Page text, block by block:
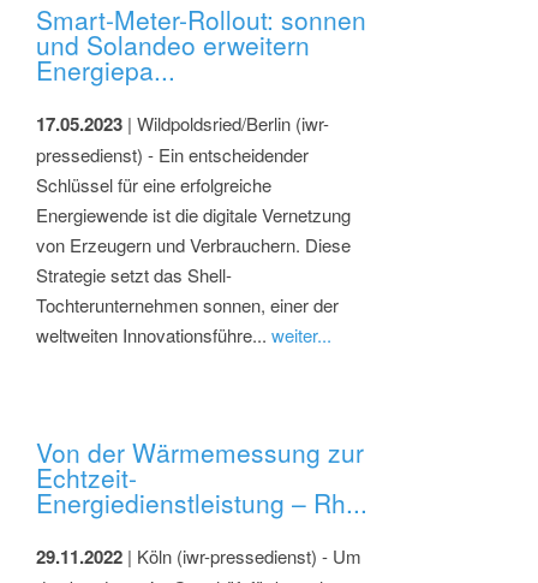
Smart-Meter-Rollout: sonnen
und Solandeo erweitern
Energiepa...
17.05.2023 | Wildpoldsried/Berlin (iwr-
pressedienst) - Ein entscheidender
Schlüssel für eine erfolgreiche
Energiewende ist die digitale Vernetzung
von Erzeugern und Verbrauchern. Diese
Strategie setzt das Shell-
Tochterunternehmen sonnen, einer der
weltweiten Innovationsführe... weiter...
Von der Wärmemessung zur
Echtzeit-
Energiedienstleistung – Rh...
29.11.2022 | Köln (iwr-pressedienst) - Um